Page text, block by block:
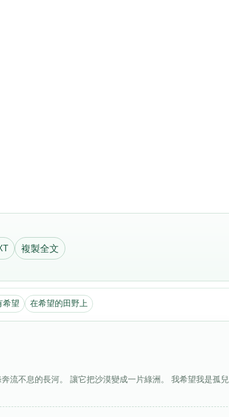
複製全文
希望 在希望的田野上
流不息的長河。 讓它把沙漠變成一片綠洲。 我希望我是孤兒